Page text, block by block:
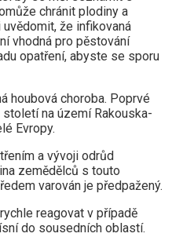
chránit plodiny a
že infikovaná
vhodná pro pěstování
opatření, abyste se sporu
houbová choroba. Poprvé
na území Rakouska-
Evropy.
a vývoji odrůd
zemědělců s touto
varován je předpažený.
reagovat v případě
do sousedních oblastí.